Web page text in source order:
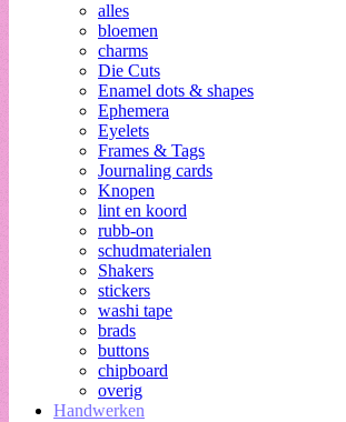
alles
bloemen
charms
Die Cuts
Enamel dots & shapes
Ephemera
Eyelets
Frames & Tags
Journaling cards
Knopen
lint en koord
rubb-on
schudmaterialen
Shakers
stickers
washi tape
brads
buttons
chipboard
overig
Handwerken